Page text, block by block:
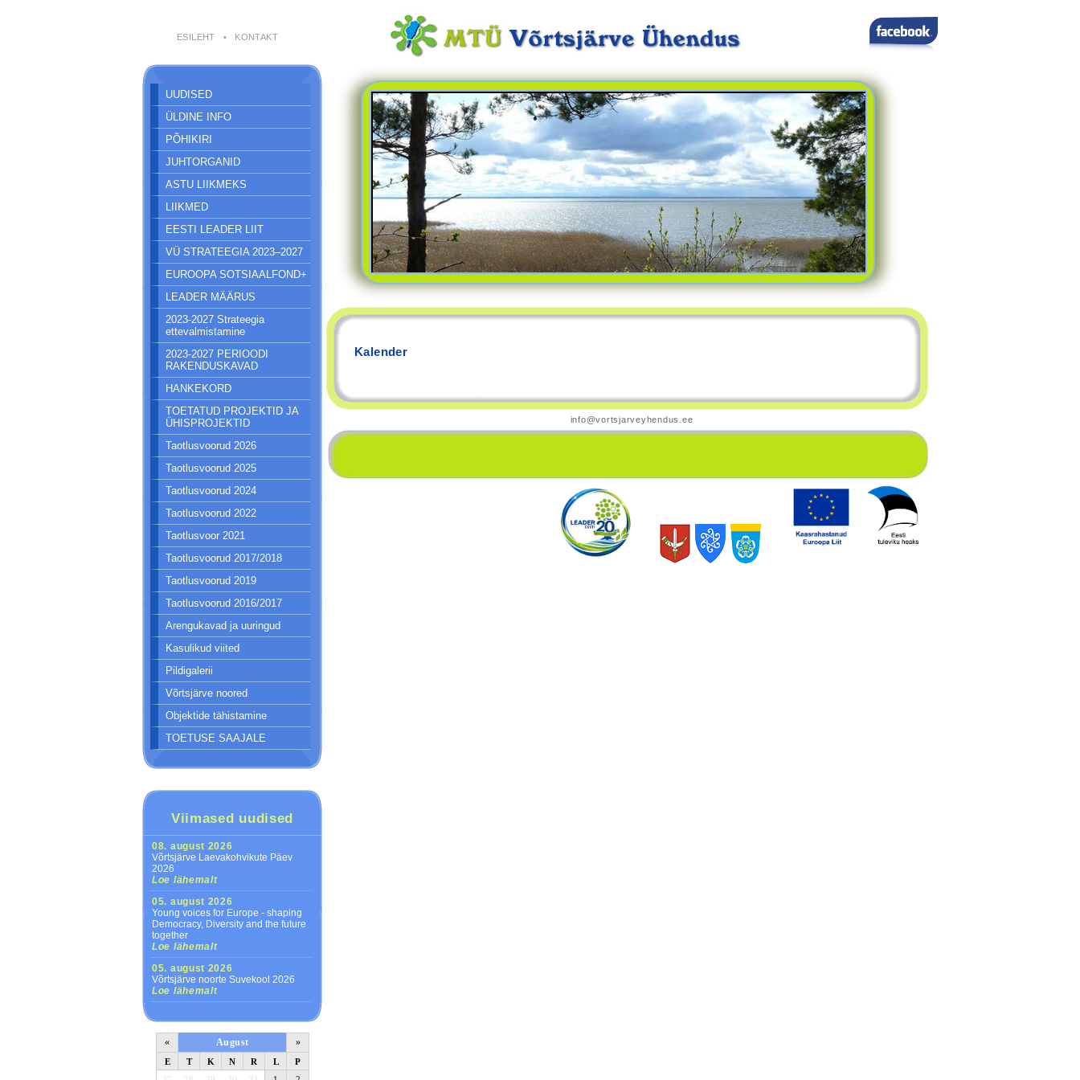
ESILEHT • KONTAKT
UUDISED
ÜLDINE INFO
PÕHIKIRI
JUHTORGANID
ASTU LIIKMEKS
LIIKMED
EESTI LEADER LIIT
VÜ STRATEEGIA 2023–2027
EUROOPA SOTSIAALFOND+
LEADER MÄÄRUS
2023-2027 Strateegia
ettevalmistamine
2023-2027 PERIOODI
RAKENDUSKAVAD
HANKEKORD
TOETATUD PROJEKTID JA
ÜHISPROJEKTID
Taotlusvoorud 2026
Taotlusvoorud 2025
Taotlusvoorud 2024
Taotlusvoorud 2022
Taotlusvoor 2021
Taotlusvoorud 2017/2018
Taotlusvoorud 2019
Taotlusvoorud 2016/2017
Arengukavad ja uuringud
Kasulikud viited
Pildigalerii
Võrtsjärve noored
Objektide tähistamine
TOETUSE SAAJALE
Viimased uudised
08. august 2026
Võrtsjärve Laevakohvikute Päev
2026
Loe lähemalt
05. august 2026
Young voices for Europe - shaping
Democracy, Diversity and the future
together
Loe lähemalt
05. august 2026
Võrtsjärve noorte Suvekool 2026
Loe lähemalt
« August »
E T K N R L
P
Kalender
info@vortsjarveyhendus.ee